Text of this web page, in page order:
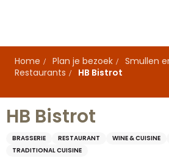
principal
Home
Plan je bezoek
Smullen
Restaurants
HB Bistrot
HB Bistrot
BRASSERIE RESTAURANT WINE & CUISINE
TRADITIONAL CUISINE